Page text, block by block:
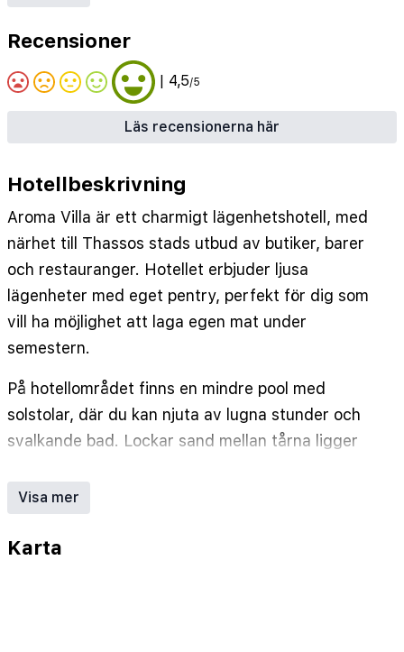
Städdagar/vecka: 6
Recensioner
| 4,5/5
Läs recensionerna här
Hotellbeskrivning
Aroma Villa är ett charmigt lägenhetshotell, med
närhet till Thassos stads utbud av butiker, barer
och restauranger. Hotellet erbjuder ljusa
lägenheter med eget pentry, perfekt för dig som
vill ha möjlighet att laga egen mat under
semestern.
På hotellområdet finns en mindre pool med
solstolar, där du kan njuta av lugna stunder och
svalkande bad. Lockar sand mellan tårna ligger
anslutning till poolområdet ligger även hotellets
bar som serverar både kalla och varma drycker.
Från Aroma Villa har du nära till Agios Vassilis-
Visa mer
Karta